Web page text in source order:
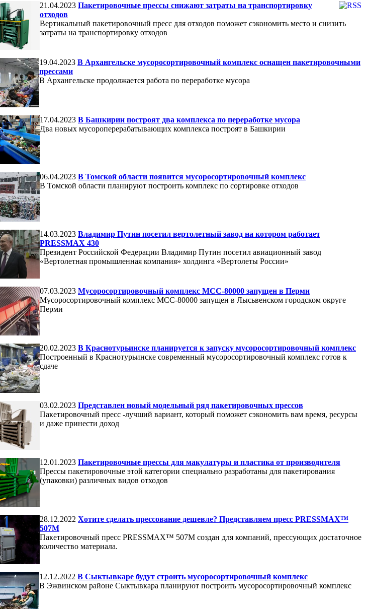
21.04.2023 Пакетировочные прессы снижают затраты на транспортировку
отходов
Вертикальный пакетировочный пресс для отходов поможет сэкономить место и снизить
затраты на транспортировку отходов
19.04.2023 В Архангельске мусоросортировочный комплекс оснащен пакетировочными
прессами
В Архангельске продолжается работа по переработке мусора
17.04.2023 В Башкирии построят два комплекса по переработке мусора
Два новых мусороперерабатывающих комплекса построят в Башкирии
06.04.2023 В Томской области появится мусоросортировочный комплекс
В Томской области планируют построить комплекс по сортировке отходов
14.03.2023 Владимир Путин посетил вертолетный завод на котором работает
PRESSMAX 430
Президент Российской Федерации Владимир Путин посетил авиационный завод
«Вертолетная промышленная компания» холдинга «Вертолеты России»
07.03.2023 Мусоросортировочный комплекс MCC-80000 запущен в Перми
Мусоросортировочный комплекс MCC-80000 запущен в Лысьвенском городском округе
Перми
20.02.2023 В Краснотурьинске планируется к запуску мусоросортировочный комплекс
Построенный в Краснотурьинске современный мусоросортировочный комплекс готов к
сдаче
03.02.2023 Представлен новый модельный ряд пакетировочных прессов
Пакетировочный пресс -лучший вариант, который поможет сэкономить вам время, ресурсы
и даже принести доход
12.01.2023 Пакетировочные прессы для макулатуры и пластика от производителя
Прессы пакетировочные этой категории специально разработаны для пакетирования
(упаковки) различных видов отходов
28.12.2022 Хотите сделать прессование дешевле? Представляем пресс PRESSMAX™
507М
Пакетировочный пресс PRESSMAX™ 507М создан для компаний, прессующих достаточное
количество материала.
12.12.2022 В Сыктывкаре будут строить мусоросортировочный комплекс
В Эжвинском районе Сыктывкара планируют построить мусоросортировочный комплекс